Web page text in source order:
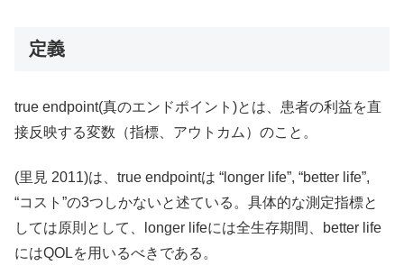
定義
true endpoint(真のエンドポイント)とは、患者の利益を直
接反映する変数（指標、アウトカム）のこと。
(里見 2011)は、true endpointは “longer life”, “better life”,
“コスト”の3つしかないと述ている。具体的な測定指標と
しては原則として、longer lifeには全生存期間、better life
にはQOLを用いるべきである。